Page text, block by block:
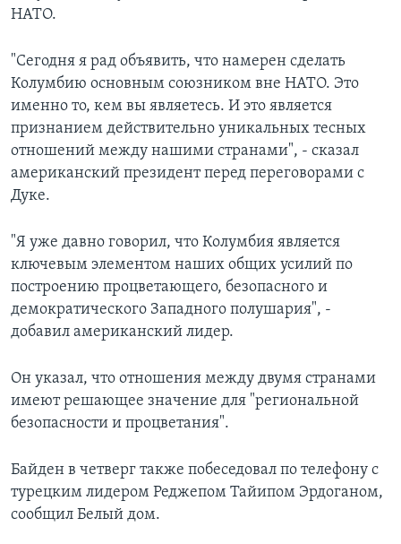
НАТО.
"Сегодня я рад объявить, что намерен сделать
Колумбию основным союзником вне НАТО. Это
именно то, кем вы являетесь. И это является
признанием действительно уникальных тесных
отношений между нашими странами", - сказал
американский президент перед переговорами с
Дуке.
"Я уже давно говорил, что Колумбия является
ключевым элементом наших общих усилий по
построению процветающего, безопасного и
демократического Западного полушария", -
добавил американский лидер.
Он указал, что отношения между двумя странами
имеют решающее значение для "региональной
безопасности и процветания".
Байден в четверг также побеседовал по телефону с
турецким лидером Реджепом Тайипом Эрдоганом,
сообщил Белый дом.